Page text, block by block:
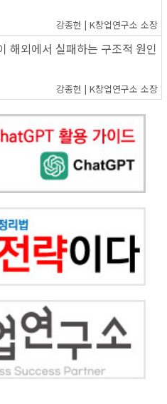
강종헌 | K창업연구소 소장
해외에서 실패하는 구조적 원인
강종헌 | K창업연구소 소장